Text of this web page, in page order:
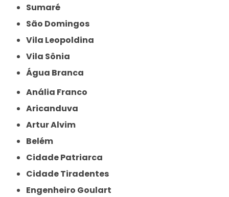
Sumaré
São Domingos
Vila Leopoldina
Vila Sônia
Água Branca
Anália Franco
Aricanduva
Artur Alvim
Belém
Cidade Patriarca
Cidade Tiradentes
Engenheiro Goulart